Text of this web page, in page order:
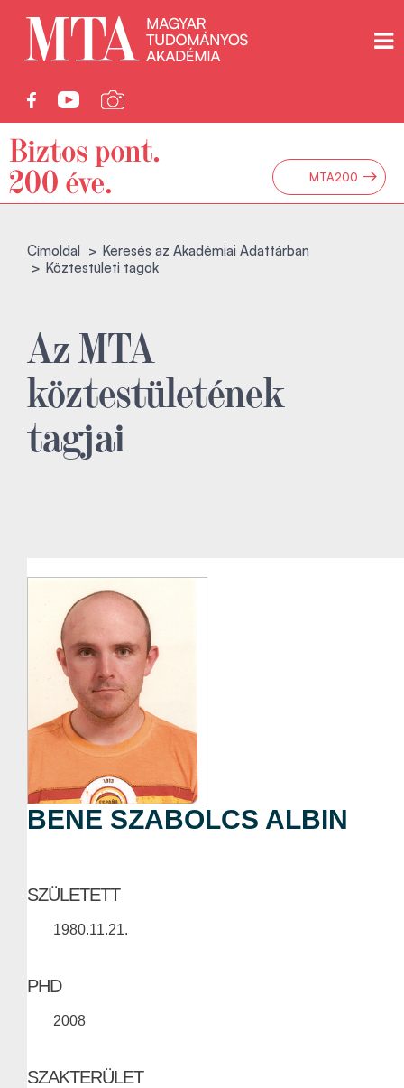
MTA200 →
Címoldal
Keresés az Akadémiai Adattárban
Köztestületi tagok
Az MTA
köztestületének
tagjai
BENE SZABOLCS ALBIN
SZÜLETETT
1980.11.21.
PHD
2008
SZAKTERÜLET